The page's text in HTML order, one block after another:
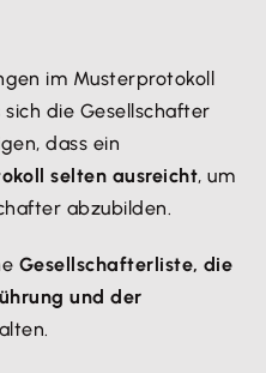
im Musterprotokoll
die Gesellschafter
dass ein
selten ausreicht, um
abzubilden.
Gesellschafterliste, die
und der